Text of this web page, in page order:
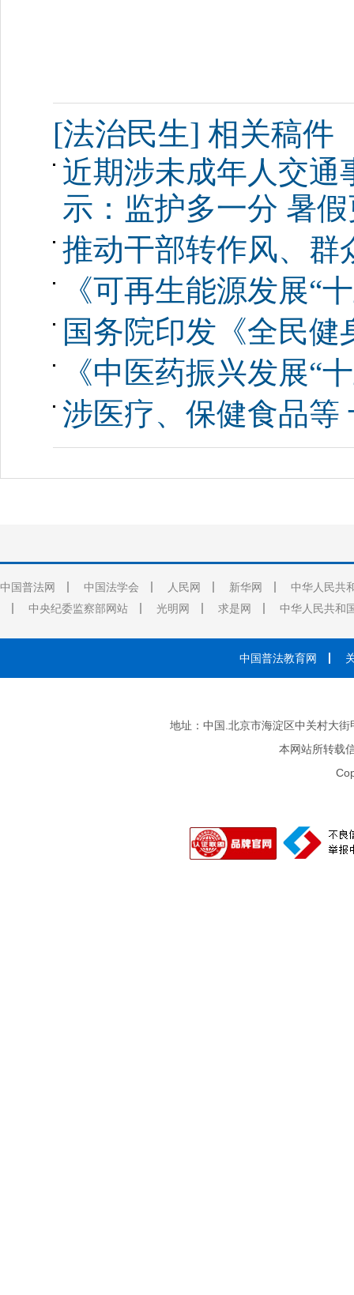
[法治民生] 相关稿件
近期涉未成年人交通
示：监护多一分 暑
推动干部转作风、群
《可再生能源发展“
国务院印发《全民健
《中医药振兴发展“
涉医疗、保健食品等
中国普法网 中国法学会 人民网 新华网
中华人民共
中央纪委监察部网站
光明网 求是网 中华人民共和
中国普法教育网
地址：中国.北京市海淀区中关村大
本网站所转载